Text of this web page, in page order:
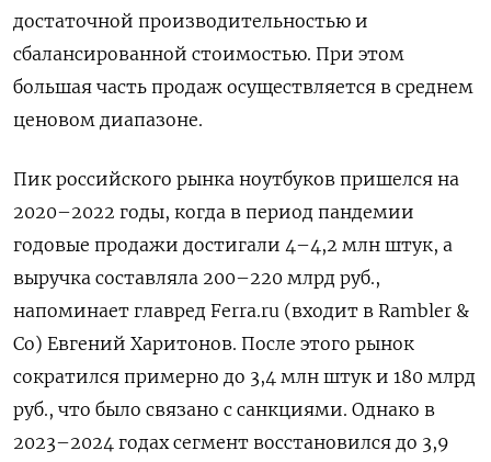
достаточной производительностью и
сбалансированной стоимостью. При этом
большая часть продаж осуществляется в среднем
ценовом диапазоне.
Пик российского рынка ноутбуков пришелся на
2020–2022 годы, когда в период пандемии
годовые продажи достигали 4–4,2 млн штук, а
выручка составляла 200–220 млрд руб.,
напоминает главред Ferra.ru (входит в Rambler &
Co) Евгений Харитонов. После этого рынок
сократился примерно до 3,4 млн штук и 180 млрд
руб., что было связано с санкциями. Однако в
2023–2024 годах сегмент восстановился до 3,9